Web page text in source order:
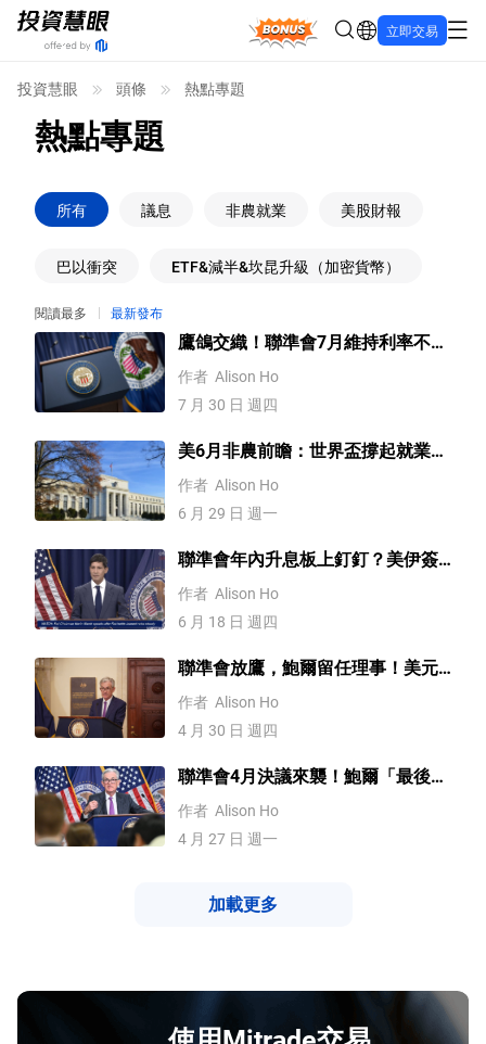
Bonus 立即交易
投資慧眼 頭條 熱點專題
熱點專題
所有 議息 非農就業 美股財報
巴以衝突 ETF&減半&坎昆升級（加密貨幣）
閱讀最多 最新發布
鷹鴿交織！聯準會7月維持利率不變
後，9月能否升息？
作者 Alison Ho
7 月 30 日 週四
美6月非農前瞻：世界盃撐起就業，
黃金、比特幣行情一觸即發！
作者 Alison Ho
6 月 29 日 週一
聯準會年內升息板上釘釘？美伊簽
署諒解備忘錄，黃金、美元巨震
作者 Alison Ho
6 月 18 日 週四
聯準會放鷹，鮑爾留任理事！美元
飆升，日幣匯率跌破160關口
作者 Alison Ho
4 月 30 日 週四
聯準會4月決議來襲！鮑爾「最後一
舞」？黃金、比特幣行情一觸即
發！
作者 Alison Ho
4 月 27 日 週一
加載更多